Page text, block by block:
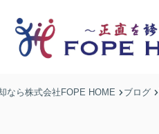
なら株式会社FOPE HOME ブログ